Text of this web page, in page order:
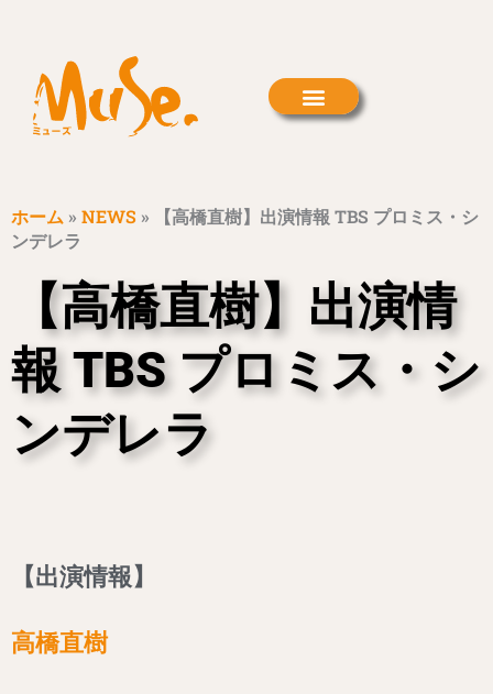
ホーム » NEWS »
【高橋直樹】出演情報 TBS プロミス・シ
ンデレラ
【高橋直樹】出演情
報 TBS プロミス・シ
ンデレラ
【出演情報】
高橋直樹